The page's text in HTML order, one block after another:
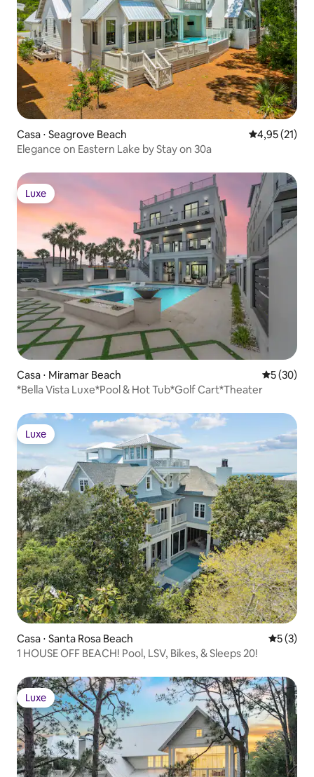
Casa ⋅ Seagrove Beach 4,95 de uma
4,95 (21)
Elegance on Eastern Lake by Stay on 30a
Luxe
Luxe
Casa ⋅ Miramar Beach 5 de uma
5 (30)
*Bella Vista Luxe*Pool & Hot Tub*Golf Cart*Theater
Luxe
Luxe
Casa ⋅ Santa Rosa Beach 5 de
5 (3)
1 HOUSE OFF BEACH! Pool, LSV, Bikes, & Sleeps 20!
Luxe
Luxe